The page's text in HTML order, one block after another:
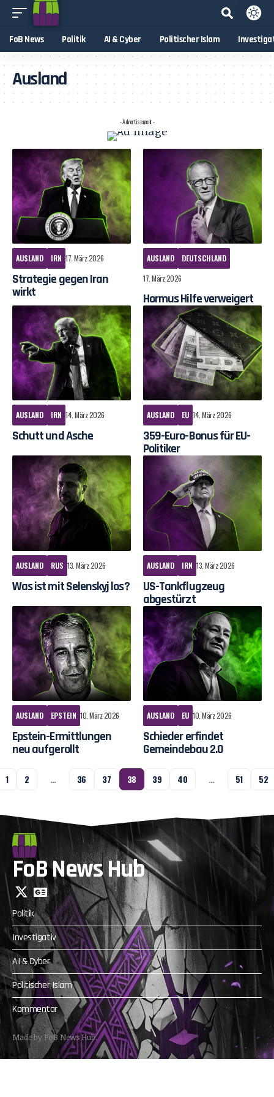
FoB News Politik AI & Cyber Politischer Islam
Ausland
- Advertisement -
AUSLAND IRN 17. März 2026
Strategie gegen Iran
wirkt
AUSLAND
DEUTSCHLAND
17. März 2026
Hormus Hilfe verweigert
AUSLAND IRN 14. März 2026
Schutt und Asche
AUSLAND EU 14. März 2026
359-Euro-Bonus für EU-
Politiker
AUSLAND RUS 13. März 2026
Was ist mit Selenskyj los?
AUSLAND IRN 13. März 2026
US-Tankflugzeug
abgestürzt
AUSLAND EPSTEIN 10. März 2026
Epstein-Ermittlungen
neu aufgerollt
AUSLAND EU 10. März 2026
Schieder erfindet
Gemeindebau 2.0
1 2 … 36 37 38 39 40 … 51 52
FoB News Hub
Politik
Investigativ
AI & Cyber
Politischer Islam
Kommentar
Made by FoB News Hub.